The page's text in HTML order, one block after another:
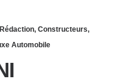
Rédaction, Constructeurs,
Automobile